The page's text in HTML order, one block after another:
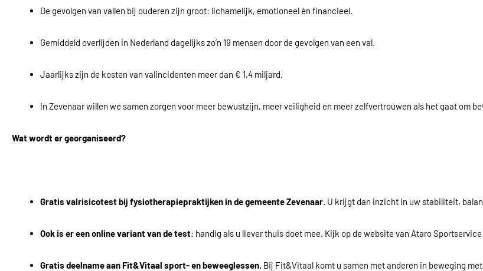
De gevolgen van vallen bij ouderen zijn groot: lichamelijk, emotioneel én financieel.
Gemiddeld overlijden in Nederland dagelijks zo’n 19 mensen door de gevolgen van een val.
Jaarlijks zijn de kosten van valincidenten meer dan € 1,4 miljard.
In Zevenaar willen we samen zorgen voor meer bewustzijn, meer veiligheid en meer zelfvertrouwen als het gaat om
Wat wordt er georganiseerd?
Gratis valrisicotest bij fysiotherapiepraktijken in de gemeente Zevenaar. U krijgt dan inzicht in uw stabiliteit,
Ook is er een online variant van de test: handig als u liever thuis doet mee. Kijk op de website van Ataro
Gratis deelname aan Fit&Vitaal sport- en beweeglessen. Bij Fit&Vitaal komt u samen met anderen in beweging